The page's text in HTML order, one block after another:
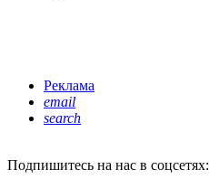
Реклама
email
search
Подпишитесь на нас в соцсетях: